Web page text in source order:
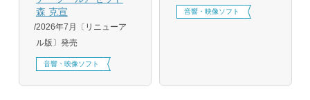
森 克宣
2026年7月〔リニューア
ル版〕発売
音響・映像ソフト
音響・映像ソフト